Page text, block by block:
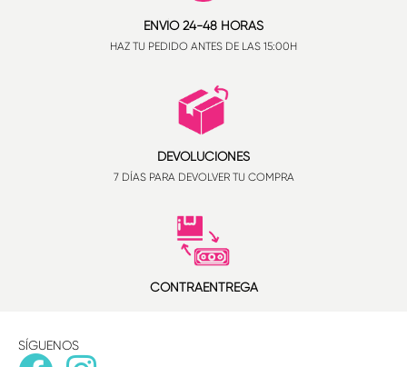
ENVÍO 24-48 HORAS
HAZ TU PEDIDO ANTES DE LAS 15:00H
DEVOLUCIONES
7 DÍAS PARA DEVOLVER TU COMPRA
CONTRAENTREGA
SÍGUENOS